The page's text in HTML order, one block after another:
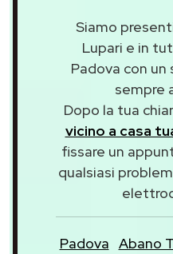
Siamo
Lupari e in
Padova con un
sempre
Dopo la tua
vicino a casa
fissare un
qualsiasi
Padova Abano